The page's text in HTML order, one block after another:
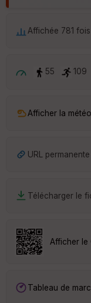
Affichée 781
55 109
Afficher la
URL
Télécharger le
Afficher le
Tableau de